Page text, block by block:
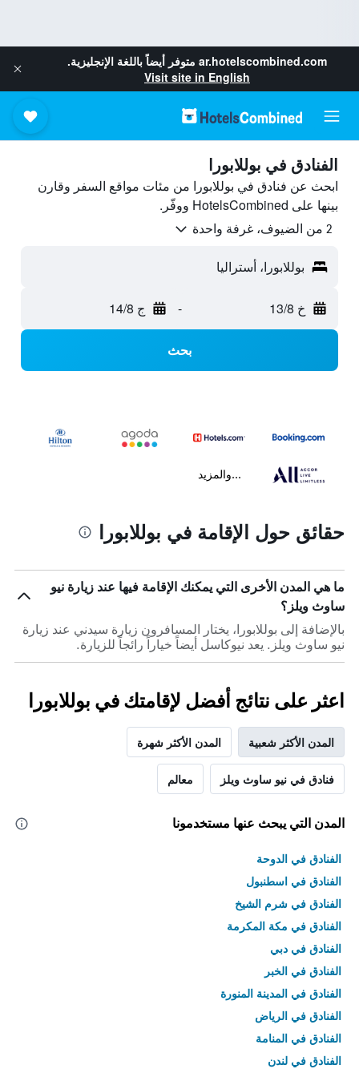
ar.hotelscombined.com متوفر أيضاً باللغة الإنجليزية.
Visit site in English
الفنادق في بوللابورا
ابحث عن فنادق في بوللابورا من مئات مواقع السفر وقارن
بينها على HotelsCombined ووفّر.
2 من الضيوف، غرفة واحدة
بوللابورا، أستراليا
خ 13/8 - ج 14/8
بحث
...والمزيد
حقائق حول الإقامة في بوللابورا
ما هي المدن الأخرى التي يمكنك الإقامة فيها عند زيارة نيو
ساوث ويلز؟
بالإضافة إلى بوللابورا، يختار المسافرون زيارة سيدني عند زيارة
نيو ساوث ويلز. يعد نيوكاسل أيضاً خياراً رائجاً للزيارة.
اعثر على نتائج أفضل لإقامتك في بوللابورا
المدن الأكثر شعبية المدن الأكثر شهرة
فنادق في نيو ساوث ويلز معالم
المدن التي يبحث عنها مستخدمونا
الفنادق في الدوحة
الفنادق في اسطنبول
الفنادق في شرم الشيخ
الفنادق في مكة المكرمة
الفنادق في دبي
الفنادق في الخبر
الفنادق في المدينة المنورة
الفنادق في الرياض
الفنادق في المنامة
الفنادق في لندن